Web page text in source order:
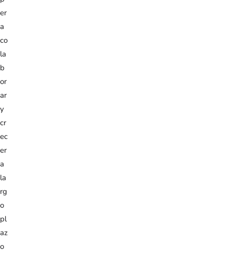
er
a
co
la
b
or
ar
y
cr
ec
er
a
la
rg
o
pl
az
o